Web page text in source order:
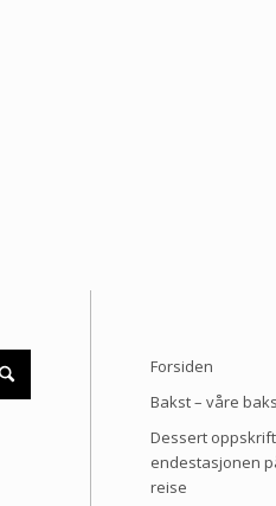
Forsiden
Bakst – våre
Dessert
endestasjonen
reise